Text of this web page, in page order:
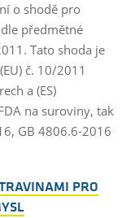
o shodě pro
předmětné
Tato shoda je
č. 10/2011
a (ES)
na suroviny, tak
GB 4806.6-2016
PRO